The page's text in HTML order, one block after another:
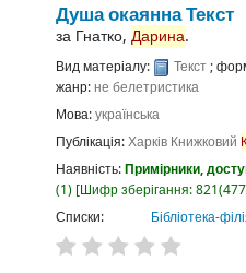
Душа окаяннаТекст
за Гнатко, Дарина.
Вид матеріалу: Текст;
жанр:не белетристика
Мова:українська
Публікація:Харків Книжковий
Наявність:Примірники,
(1) Шифр зберігання:
Списки:
Бібліотека-